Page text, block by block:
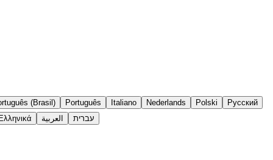
(Brasil) Português Italiano Nederlands Polski
Русский
Ελληνικά العربية עברית